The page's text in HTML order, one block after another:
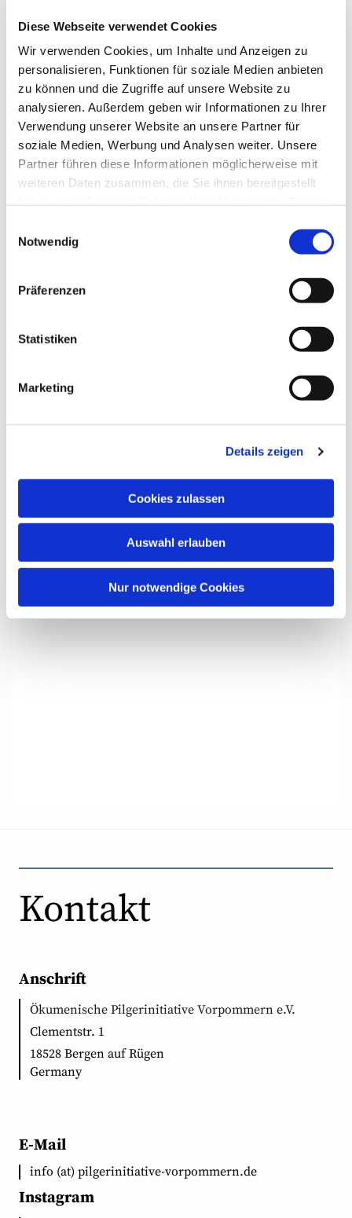
Diese Webseite verwendet Cookies
Wir verwenden Cookies, um Inhalte und Anzeigen zu
personalisieren, Funktionen für soziale Medien anbieten
zu können und die Zugriffe auf unsere Website zu
analysieren. Außerdem geben wir Informationen zu Ihrer
Verwendung unserer Website an unsere Partner für
soziale Medien, Werbung und Analysen weiter. Unsere
Partner führen diese Informationen möglicherweise mit
weiteren Daten zusammen, die Sie ihnen bereitgestellt
Notwendig
Präferenzen
Statistiken
Marketing
Details zeigen
Cookies zulassen
Auswahl erlauben
Nur notwendige Cookies
Kontakt
Anschrift
Ökumenische Pilgerinitiative Vorpommern e.V.
Clementstr. 1
18528 Bergen auf Rügen
Germany
E-Mail
info (at) pilgerinitiative-vorpommern.de
Instagram